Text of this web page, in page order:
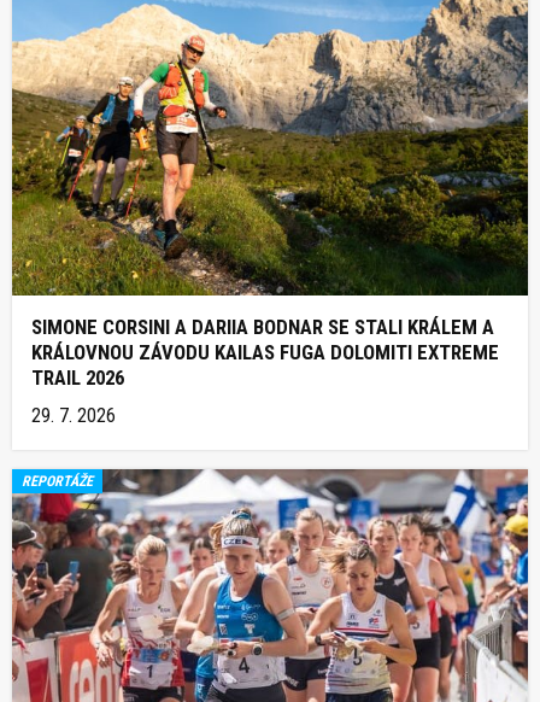
SIMONE CORSINI A DARIIA BODNAR SE STALI KRÁLEM A
KRÁLOVNOU ZÁVODU KAILAS FUGA DOLOMITI EXTREME
TRAIL 2026
29. 7. 2026
REPORTÁŽE